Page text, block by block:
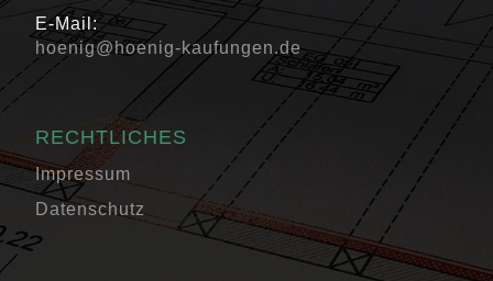
E-Mail:
hoenig@hoenig-kaufungen.de
RECHTLICHES
Impressum
Datenschutz